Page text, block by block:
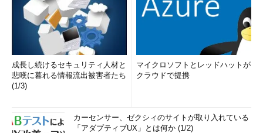
成長し続けるセキュリティ人材と
悲嘆に暮れる情報流出被害者たち
(1/3)
マイクロソフトとレッドハットが
クラウドで提携
カーセンサー、ゼクシィのサイトが取り入れている
「アダプティブUX」とは何か (1/2)